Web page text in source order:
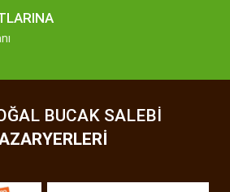
BUCAK SALEBI